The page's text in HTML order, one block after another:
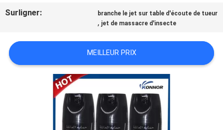
UNE
COMPANY
Surligner: branche le jet sur table d'écoute de tueur
, jet de massacre d'insecte
MEILLEUR PRIX